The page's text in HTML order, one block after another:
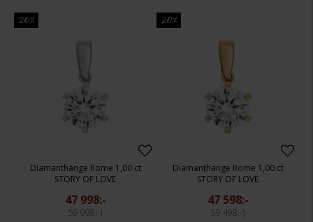
20%
Diamanthänge Rome 1,00 ct
STORY OF LOVE
47 998:-
59 998:-
20%
Diamanthänge Rome 1,00 ct
STORY OF LOVE
47 598:-
59 498:-